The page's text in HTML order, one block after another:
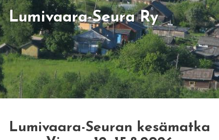
Lumivaara-Seura Ry
Lumivaara-Seuran kesämatka